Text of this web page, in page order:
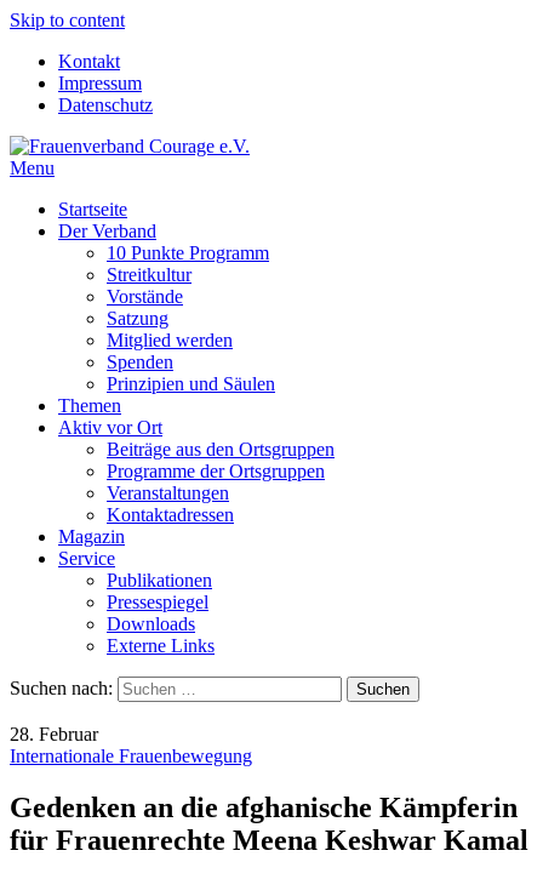
Skip to content
Kontakt
Impressum
Datenschutz
Menu
Startseite
Der Verband
10 Punkte Programm
Streitkultur
Vorstände
Satzung
Mitglied werden
Spenden
Prinzipien und Säulen
Themen
Aktiv vor Ort
Beiträge aus den Ortsgruppen
Programme der Ortsgruppen
Veranstaltungen
Kontaktadressen
Magazin
Service
Publikationen
Pressespiegel
Downloads
Externe Links
Suchen nach:
28. Februar
Internationale Frauenbewegung
Gedenken an die afghanische Kämpferin
für Frauenrechte Meena Keshwar Kamal